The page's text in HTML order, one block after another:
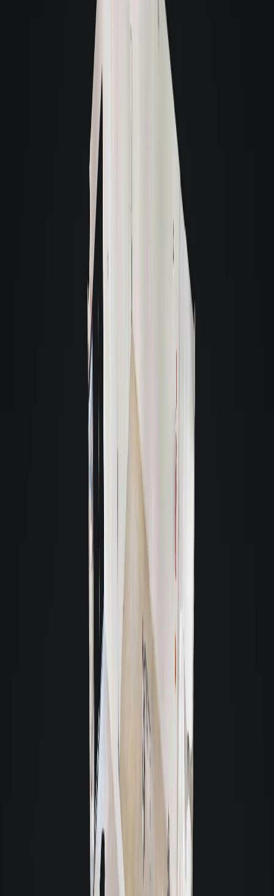
O que é uma visita virtual 3D?
A Giacomelli utiliza a tecnologia 3D para a sua comodidade. Este recurso
permite que você faça uma visita virtual de qualquer lugar, sentindo-se como
A navegação pode ser feita de qualquer dispositivo e as imagens são de alta
definição, possibilitando ter uma visão real do imóvel.
Com essa tecnologia, você também tem acesso à planta baixa e suas medidas,
facilitando o planejamento do mobiliário.
Giacomelli Aluga Melhor
Giacomelli Aluga Melhor
Tenha um atendimento online personalizado, sempre que precisar, prático e
Conheça de forma virtual o imóvel que deseja alugar, através de tecnologias
que só a Giacomelli oferece.
Nossas visitas são agendadas e acompanhadas pelos nossos consultores.
Verifique com a Giacomelli, se este imóvel já possui alguma reserva.
A melhor garantia para você alugar
A melhor garantia para você alugar
Aluguel fácil e rápido por cartão de crédito, seguro fiança ou titulo de
É uma ferramenta de locação inovadora que
descomplica o processo de alugar um imóvel, sem pedir fiador.
Segurança e agilidade na locação, sem
Saiba mais
É uma reserva financeira com valor definido, usada
como garantia no processo de locação de um imóvel, sem precisar de fiador.
Muito além do título de capitalização e da caução.
comprovada de três vezes o valor do aluguel, e pode incluir mais pessoas
Saiba mais
O imóvel será o garantidor. Nesta modalidade, tanto o
locatário como um terceiro poderão deixar um imóvel em garantia de